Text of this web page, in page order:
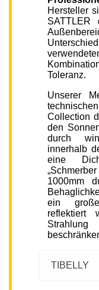
Hersteller
Toleranz.
Unserer
Collection
den
durch
innerhalb
eine
1000mm
ein
reflektiert
TIBELLY